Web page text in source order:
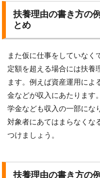
扶養理由の書き方の
とめ
また仮に仕事をしていなく
定額を超える場合には扶養
ます。例えば資産運用によ
金などが収入にあたります
学金なども収入の一部にな
対象者にあてはまらなくな
つけましょう。
扶養理由の書き方の